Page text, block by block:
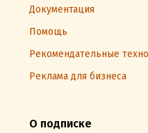
Документация
Помощь
Рекомендательные
Реклама для бизнеса
О подписке